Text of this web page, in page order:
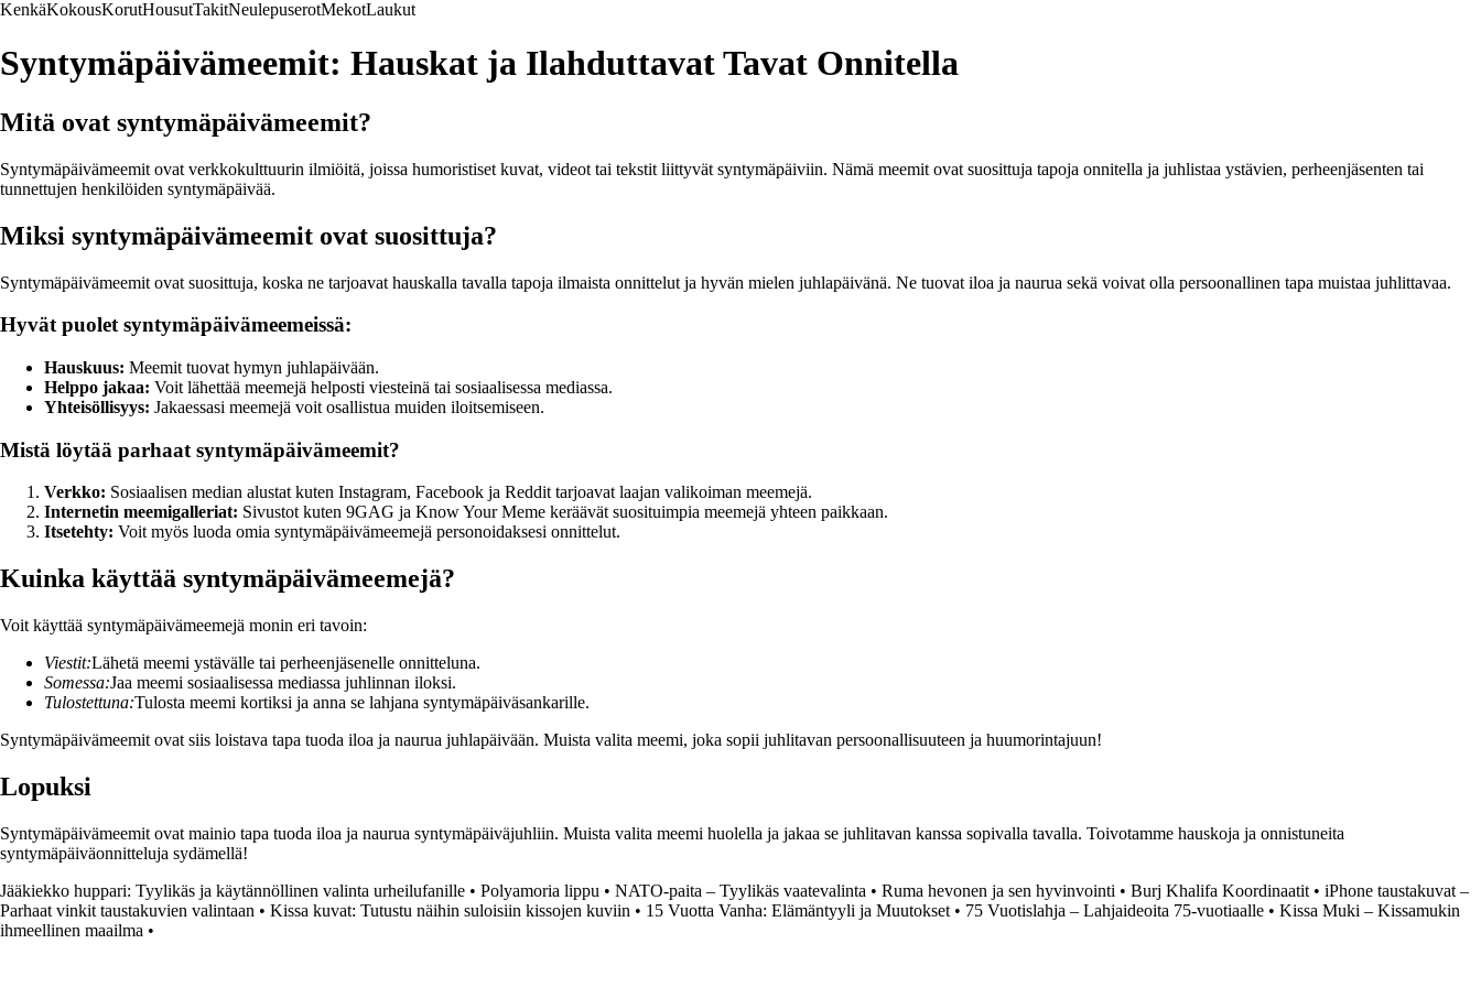
KenkäKokousKorutHousutTakitNeulepuserotMekotLaukut
Syntymäpäivämeemit: Hauskat ja Ilahduttavat Tavat Onnitella
Mitä ovat syntymäpäivämeemit?
Syntymäpäivämeemit ovat verkkokulttuurin ilmiöitä, joissa humoristiset kuvat, videot tai tekstit liittyvät syntymäpäiviin. Nämä meemit ovat suosittuja tapoja onnitella ja juhlistaa ystävien, perheenjäsenten tai
tunnettujen henkilöiden syntymäpäivää.
Miksi syntymäpäivämeemit ovat suosittuja?
Syntymäpäivämeemit ovat suosittuja, koska ne tarjoavat hauskalla tavalla tapoja ilmaista onnittelut ja hyvän mielen juhlapäivänä. Ne tuovat iloa ja naurua sekä voivat olla persoonallinen tapa muistaa juhlittavaa.
Hyvät puolet syntymäpäivämeemeissä:
Hauskuus: Meemit tuovat hymyn juhlapäivään.
Helppo jakaa: Voit lähettää meemejä helposti viesteinä tai sosiaalisessa mediassa.
Yhteisöllisyys: Jakaessasi meemejä voit osallistua muiden iloitsemiseen.
Mistä löytää parhaat syntymäpäivämeemit?
Verkko: Sosiaalisen median alustat kuten Instagram, Facebook ja Reddit tarjoavat laajan valikoiman meemejä.
Internetin meemigalleriat: Sivustot kuten 9GAG ja Know Your Meme keräävät suosituimpia meemejä yhteen paikkaan.
Itsetehty: Voit myös luoda omia syntymäpäivämeemejä personoidaksesi onnittelut.
Kuinka käyttää syntymäpäivämeemejä?
Voit käyttää syntymäpäivämeemejä monin eri tavoin:
Viestit:Lähetä meemi ystävälle tai perheenjäsenelle onnitteluna.
Somessa:Jaa meemi sosiaalisessa mediassa juhlinnan iloksi.
Tulostettuna:Tulosta meemi kortiksi ja anna se lahjana syntymäpäiväsankarille.
Syntymäpäivämeemit ovat siis loistava tapa tuoda iloa ja naurua juhlapäivään. Muista valita meemi, joka sopii juhlitavan persoonallisuuteen ja huumorintajuun!
Lopuksi
Syntymäpäivämeemit ovat mainio tapa tuoda iloa ja naurua syntymäpäiväjuhliin. Muista valita meemi huolella ja jakaa se juhlitavan kanssa sopivalla tavalla. Toivotamme hauskoja ja onnistuneita
syntymäpäiväonnitteluja sydämellä!
Jääkiekko huppari: Tyylikäs ja käytännöllinen valinta urheilufanille • Polyamoria lippu • NATO-paita – Tyylikäs vaatevalinta • Ruma hevonen ja sen hyvinvointi • Burj Khalifa Koordinaatit • iPhone taustakuvat –
Parhaat vinkit taustakuvien valintaan • Kissa kuvat: Tutustu näihin suloisiin kissojen kuviin • 15 Vuotta Vanha: Elämäntyyli ja Muutokset • 75 Vuotislahja – Lahjaideoita 75-vuotiaalle • Kissa Muki – Kissamukin
ihmeellinen maailma •